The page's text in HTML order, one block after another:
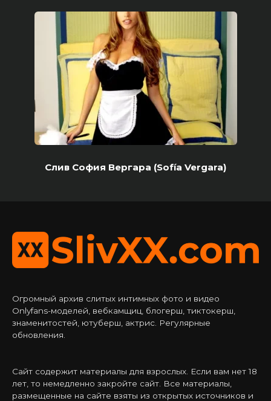
Слив София Вергара (Sofía Vergara)
Огромный архив слитых интимных фото и видео
Onlyfans-моделей, вебкамщиц, блогерш, тиктокерш,
знаменитостей, ютуберш, актрис. Регулярные
обновления.
Сайт содержит материалы для взрослых. Если вам нет 18
лет, то немедленно закройте сайт. Все материалы,
размещенные на сайте взяты из открытых источников и